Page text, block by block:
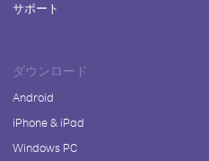
サポート
ダウンロード
Android
iPhone & iPad
Windows PC